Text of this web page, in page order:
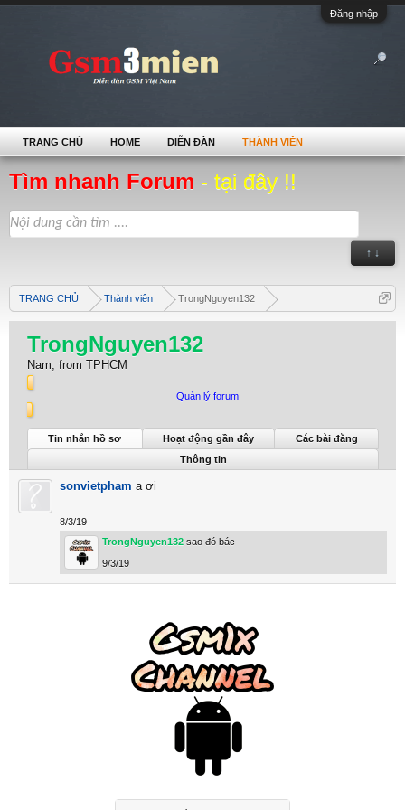
Đăng nhập
Tìm nhanh Forum - tại đây !!
↑ ↓
TRANG CHỦ Thành viên TrongNguyen132
TrongNguyen132
Nam, from TPHCM
Quản lý forum
TrongNguyen132 được nhìn thấy lần cuối: 28/4/26
Tin nhắn hồ sơ Hoạt động gần đây
Các bài đăng
Thông tin
sonvietpham a ơi
8/3/19
TrongNguyen132 sao đó bác
9/3/19
TRANG CHỦ HOME DIỄN ĐÀN THÀNH VIÊN